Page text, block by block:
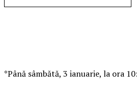
*Până sâmbătă, 3 ianuarie, la ora